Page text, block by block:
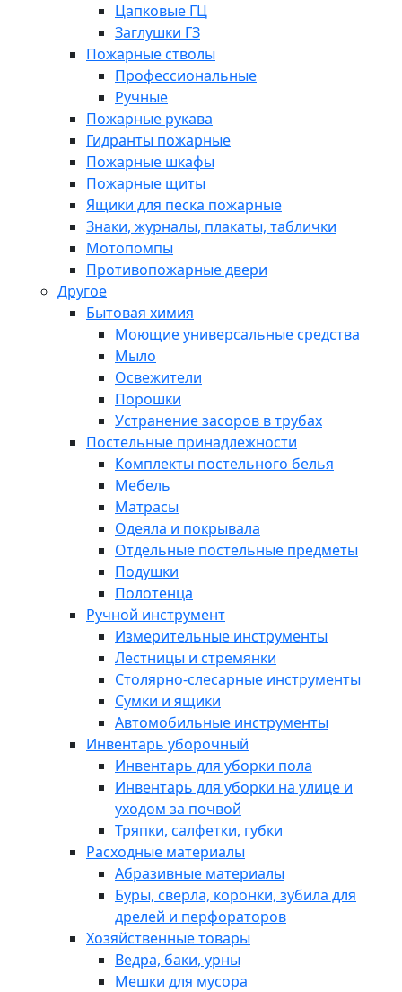
Цапковые ГЦ
Заглушки ГЗ
Пожарные стволы
Профессиональные
Ручные
Пожарные рукава
Гидранты пожарные
Пожарные шкафы
Пожарные щиты
Ящики для песка пожарные
Знаки, журналы, плакаты, таблички
Мотопомпы
Противопожарные двери
Другое
Бытовая химия
Моющие универсальные средства
Мыло
Освежители
Порошки
Устранение засоров в трубах
Постельные принадлежности
Комплекты постельного белья
Мебель
Матрасы
Одеяла и покрывала
Отдельные постельные предметы
Подушки
Полотенца
Ручной инструмент
Измерительные инструменты
Лестницы и стремянки
Столярно-слесарные инструменты
Сумки и ящики
Автомобильные инструменты
Инвентарь уборочный
Инвентарь для уборки пола
Инвентарь для уборки на улице и
уходом за почвой
Тряпки, салфетки, губки
Расходные материалы
Абразивные материалы
Буры, сверла, коронки, зубила для
дрелей и перфораторов
Хозяйственные товары
Ведра, баки, урны
Мешки для мусора